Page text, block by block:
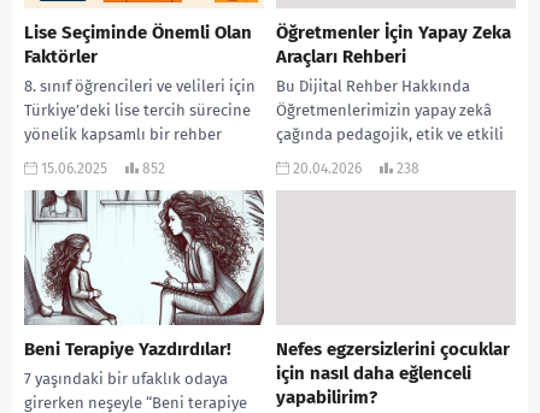
Lise Seçiminde Önemli Olan
Faktörler
8. sınıf öğrencileri ve velileri için
Türkiye’deki lise tercih sürecine
yönelik kapsamlı bir rehber
niteliğindedir. liselere geçiş
15.06.2025 852
Öğretmenler İçin Yapay Zeka
Araçları Rehberi
Bu Dijital Rehber Hakkında
Öğretmenlerimizin yapay zekâ
çağında pedagojik, etik ve etkili
araç kullanımını desteklemek
20.04.2026 238
Beni Terapiye Yazdırdılar!
7 yaşındaki bir ufaklık odaya
girerken neşeyle “Beni terapiye
Nefes egzersizlerini çocuklar
için nasıl daha eğlenceli
yapabilirim?